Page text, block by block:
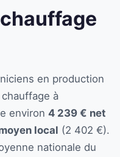
en production
à
environ 4 239 € net
local (2 402 €).
nationale du